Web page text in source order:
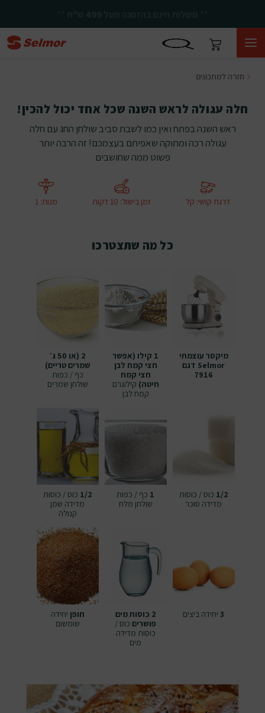
חזרה למתכונים
חלה עגולה לראש השנה שכל אחד יכול להכין!
ראש השנה בפתח ואין כמו לשבת סביב שולחן החג עם חלה
עגולה רכה ומתוקה שאפיתם בעצמכם! זה הרבה יותר
פשוט ממה שחושבים
דרגת קושי: קל זמן בישול: 10 דקות מנות:
1
כל מה שתצטרכו
מיקסר עוצמתי
Selmor דגם
7916
1 קילו (אפשר
חצי קמח לבן
חצי קמח
חיטה) קילוגרם
קמח לבן
2 (או 50 ג׳
שמרים טריים)
כף / כפות
שולחן שמרים
1/2 כוס / כוסות
מדידה סוכר
1 כף / כפות
שולחן מלח
1/2 כוס / כוסות
מדידה שמן
קנולה
3 יחידה ביצים
2 כוסות מים
פושרים כוס /
כוסות מדידה
מים
חופן יחידה
שומשום